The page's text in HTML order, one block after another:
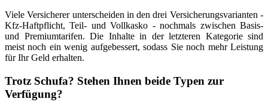
Viele Versicherer unterscheiden in den drei Versicherungsvarianten -
Kfz-Haftpflicht, Teil- und Vollkasko - nochmals zwischen Basis-
und Premiumtarifen. Die Inhalte in der letzteren Kategorie sind
meist noch ein wenig aufgebessert, sodass Sie noch mehr Leistung
für Ihr Geld erhalten.
Trotz Schufa? Stehen Ihnen beide Typen zur
Verfügung?